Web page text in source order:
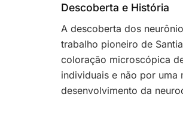
Descoberta e História
A descoberta dos
trabalho pioneiro de
coloração microscópica
individuais e não por uma
desenvolvimento da